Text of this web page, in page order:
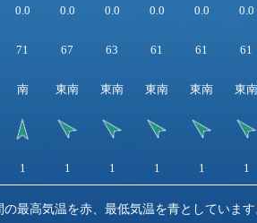
0.0 0.0 0.0 0.0 0.0 0.0
71 67 63 61 61 61
南 東南 東南 東南 東南 東南
1 1 1 1 1 1
最高気温を赤、最低気温を青としています